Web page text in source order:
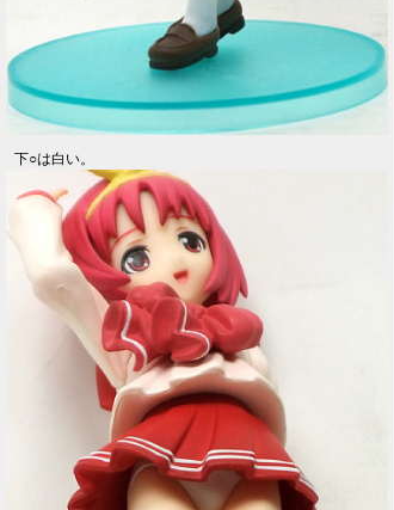
下○は白い。